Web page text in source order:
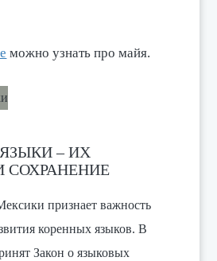
можно узнать про майя.
– ИХ
СОХРАНЕНИЕ
признает важность
коренных языков. В
Закон о языковых